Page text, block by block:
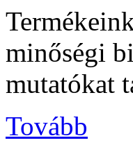
minőségi
mutatókat
Tovább